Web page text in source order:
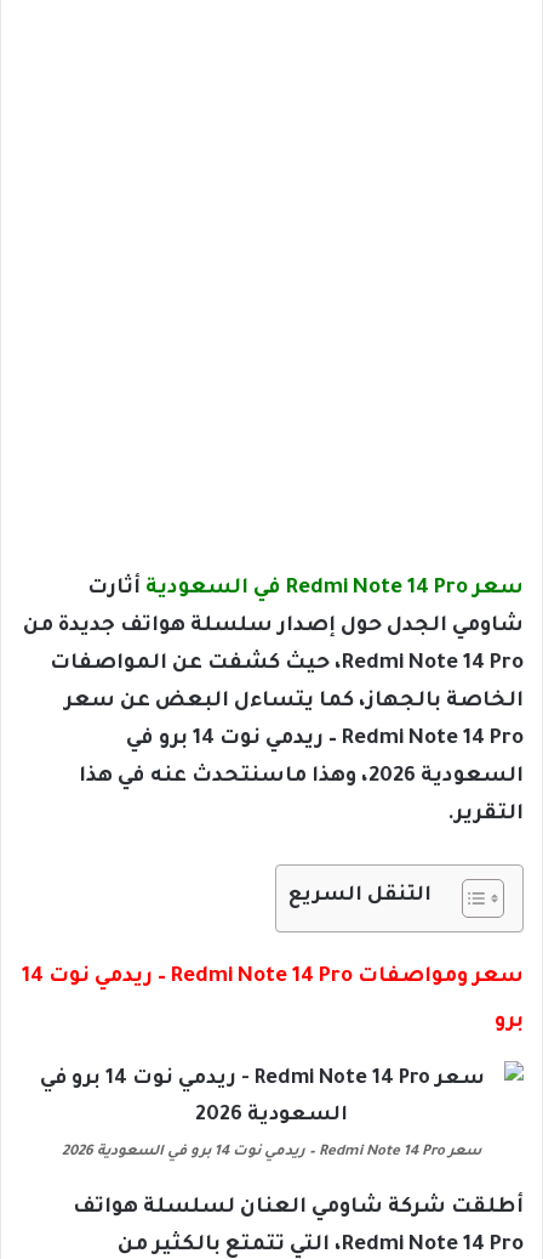
سعر Redmi Note 14 Pro في السعودية
أثارت
شاومي الجدل حول إصدار سلسلة هواتف جديدة من
Redmi Note 14 Pro، حيث كشفت عن المواصفات
الخاصة بالجهاز، كما يتساءل البعض عن سعر
Redmi Note 14 Pro – ريدمي نوت 14 برو في
السعودية 2026، وهذا ماسنتحدث عنه في هذا
التقرير.
التنقل السريع
سعر ومواصفات Redmi Note 14 Pro – ريدمي نوت 14
برو
سعر Redmi Note 14 Pro – ريدمي نوت 14 برو في السعودية 2026
أطلقت شركة شاومي العنان لسلسلة هواتف
Redmi Note 14 Pro، التي تتمتع بالكثير من